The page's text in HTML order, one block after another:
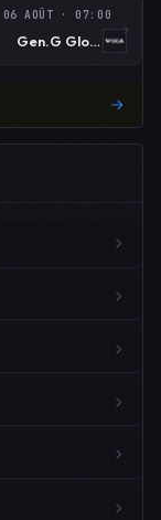
06 AOÛT · 07:00
Gen.G Global Academy